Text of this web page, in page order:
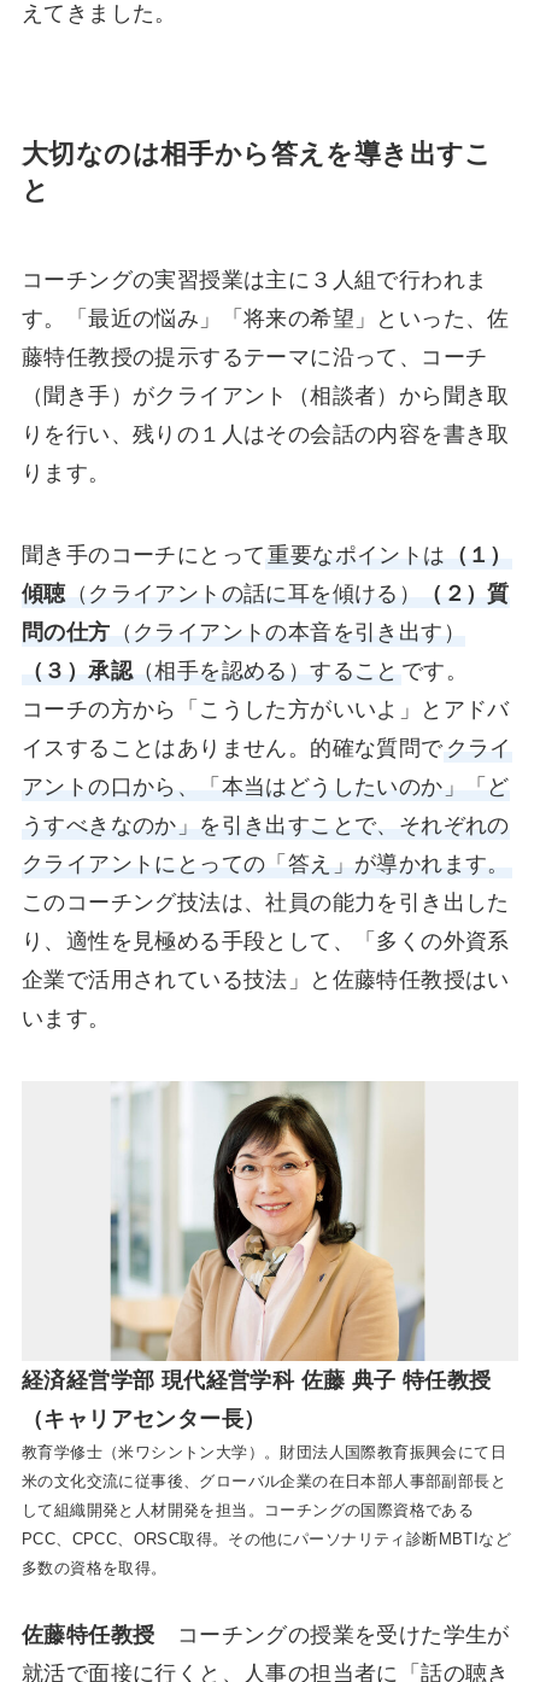
えてきました。
大切なのは相手から答えを導き出すこ
と
コーチングの実習授業は主に３人組で行われま
す。「最近の悩み」「将来の希望」といった、佐
藤特任教授の提示するテーマに沿って、コーチ
（聞き手）がクライアント（相談者）から聞き取
りを行い、残りの１人はその会話の内容を書き取
ります。
聞き手のコーチにとって 重要なポイントは （１）
傾聴（クライアントの話に耳を傾ける）
（２）質
問の仕方 （クライアントの本音を引き出す）
（３）承認（相手を認める）すること です。
コーチの方から「こうした方がいいよ」とアドバ
イスすることはありません。的確な質問で クライ
アントの口から、「本当はどうしたいのか」「ど
うすべきなのか」を引き出すことで、それぞれの
クライアントにとっての「答え」が導かれます。
このコーチング技法は、社員の能力を引き出した
り、適性を見極める手段として、「多くの外資系
企業で活用されている技法」と佐藤特任教授はい
います。
経済経営学部 現代経営学科 佐藤 典子 特任教授
（キャリアセンター長）
教育学修士（米ワシントン大学）。財団法人国際教育振興会にて日
米の文化交流に従事後、グローバル企業の在日本部人事部副部長と
して組織開発と人材開発を担当。コーチングの国際資格である
PCC、CPCC、ORSC取得。その他にパーソナリティ診断MBTIなど
多数の資格を取得。
佐藤特任教授 コーチングの授業を受けた学生が
就活で面接に行くと、人事の担当者に「話の聴き